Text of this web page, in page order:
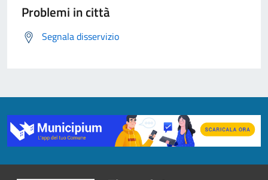
Problemi in città
Segnala disservizio